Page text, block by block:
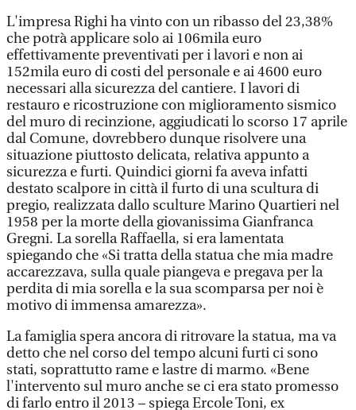
L'impresa Righi ha vinto con un ribasso del 23,38%
che potrà applicare solo ai 106mila euro
effettivamente preventivati per i lavori e non ai
152mila euro di costi del personale e ai 4600 euro
necessari alla sicurezza del cantiere. I lavori di
restauro e ricostruzione con miglioramento sismico
del muro di recinzione, aggiudicati lo scorso 17 aprile
dal Comune, dovrebbero dunque risolvere una
situazione piuttosto delicata, relativa appunto a
sicurezza e furti. Quindici giorni fa aveva infatti
destato scalpore in città il furto di una scultura di
pregio, realizzata dallo sculture Marino Quartieri nel
1958 per la morte della giovanissima Gianfranca
Gregni. La sorella Raffaella, si era lamentata
spiegando che «Si tratta della statua che mia madre
accarezzava, sulla quale piangeva e pregava per la
perdita di mia sorella e la sua scomparsa per noi è
motivo di immensa amarezza».
La famiglia spera ancora di ritrovare la statua, ma va
detto che nel corso del tempo alcuni furti ci sono
stati, soprattutto rame e lastre di marmo. «Bene
l'intervento sul muro anche se ci era stato promesso
di farlo entro il 2013 – spiega Ercole Toni, ex